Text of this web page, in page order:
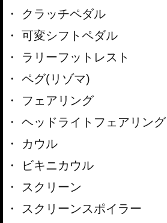
クラッチペダル
可変シフトペダル
ラリーフットレスト
ペグ(リゾマ)
フェアリング
ヘッドライトフェアリング
カウル
ビキニカウル
スクリーン
スクリーンスポイラー